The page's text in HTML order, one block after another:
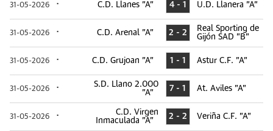
31-05-2026 C.D. Llanes "A" 4 - 1 U.D. Llanera "A"
31-05-2026 C.D. Arenal "A" 2 - 2
Real Sporting de
Gijón SAD "B"
31-05-2026 C.D. Grujoan "A" 1 - 1 Astur C.F. "A"
31-05-2026
S.D. Llano 2.000
"A"
7 - 1 At. Aviles "A"
31-05-2026
C.D. Virgen
Inmaculada "A"
2 - 2 Veriña C.F. "A"